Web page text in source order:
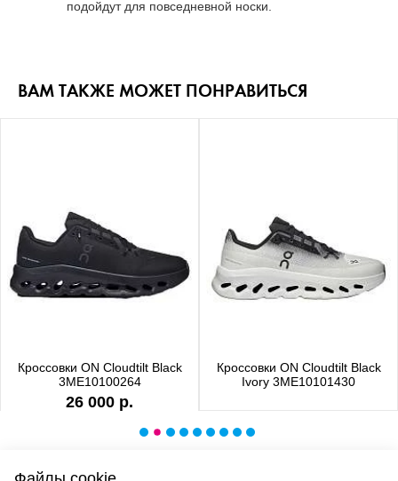
подойдут для повседневной носки.
ВАМ ТАКЖЕ МОЖЕТ ПОНРАВИТЬСЯ
Кроссовки ON Cloudtilt Black
3ME10100264
26 000 р.
Кроссовки ON Cloudtilt Black
Ivory 3ME10101430